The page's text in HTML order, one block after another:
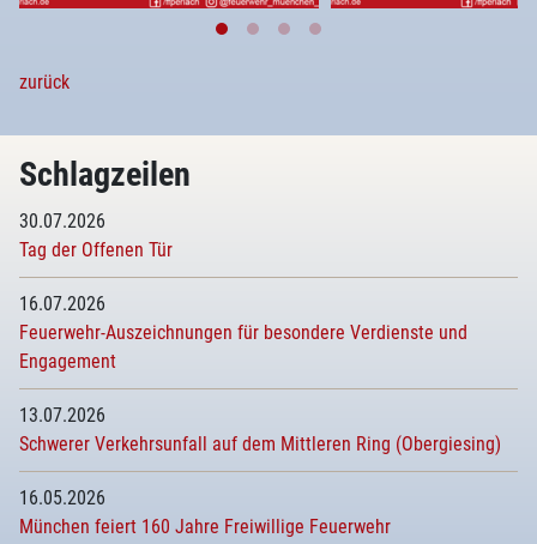
zurück
Schlagzeilen
30.07.2026
Tag der Offenen Tür
16.07.2026
Feuerwehr-Auszeichnungen für besondere Verdienste und
Engagement
13.07.2026
Schwerer Verkehrsunfall auf dem Mittleren Ring (Obergiesing)
16.05.2026
München feiert 160 Jahre Freiwillige Feuerwehr